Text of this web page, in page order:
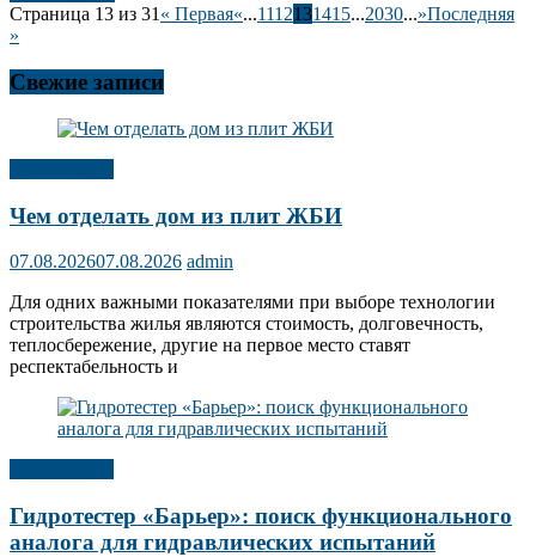
Страница 13 из 31« Первая«...1112131415...2030...»Последняя
»
Свежие записи
Чем отделать дом из плит ЖБИ
07.08.202607.08.2026 admin
Для одних важными показателями при выборе технологии
строительства жилья являются стоимость, долговечность,
теплосбережение, другие на первое место ставят
респектабельность и
Гидротестер «Барьер»: поиск функционального
аналога для гидравлических испытаний